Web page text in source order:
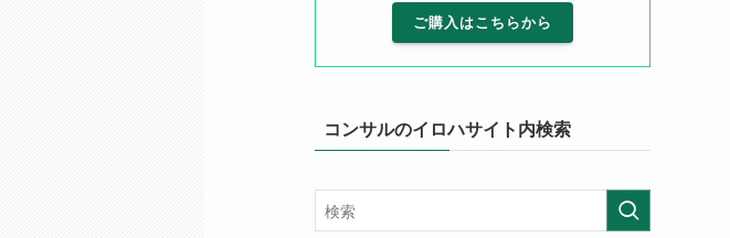
ご購入はこちらから
コンサルのイロハサイト内検索